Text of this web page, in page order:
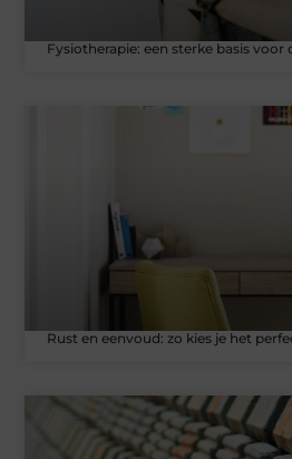
Fysiotherapie: een sterke basis voor
Rust en eenvoud: zo kies je het